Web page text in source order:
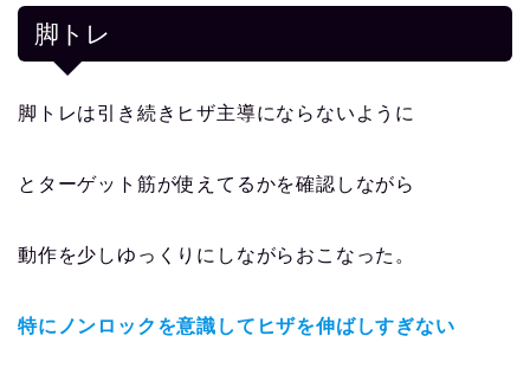
脚トレ
脚トレは引き続きヒザ主導にならないように
とターゲット筋が使えてるかを確認しながら
動作を少しゆっくりにしながらおこなった。
特にノンロックを意識してヒザを伸ばしすぎない